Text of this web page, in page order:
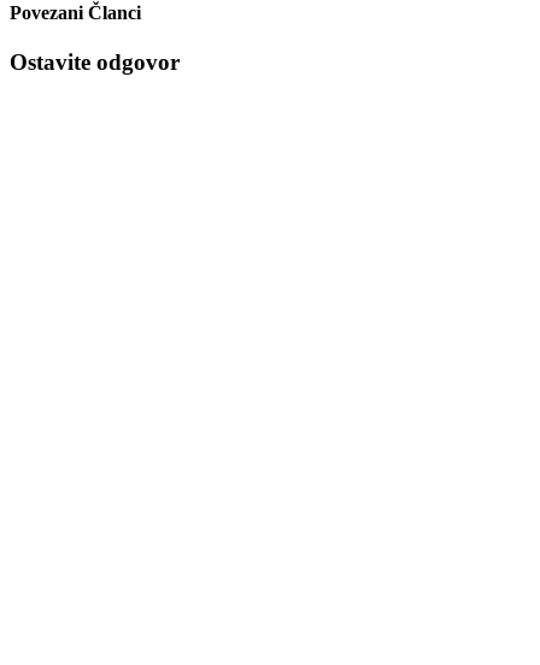
Povezani Članci
Ostavite odgovor